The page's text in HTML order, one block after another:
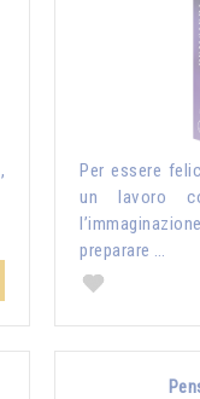
Per essere
un lavoro
preparare …